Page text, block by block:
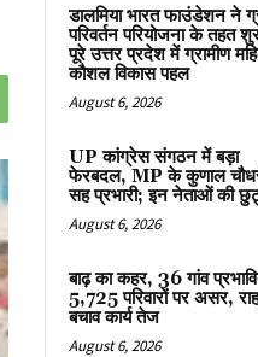
डालमिया भारत फाउंडेशन ने
परिवर्तन परियोजना के तहत
पूरे उत्तर प्रदेश में ग्रामीण
कौशल विकास पहल
August 6, 2026
UP कांग्रेस संगठन में बड़ा
फेरबदल, MP के कुणाल
सह प्रभारी; इन नेताओं की
August 6, 2026
बाढ़ का कहर, 36 गांव
5,725 परिवारों पर असर,
बचाव कार्य तेज
August 6, 2026